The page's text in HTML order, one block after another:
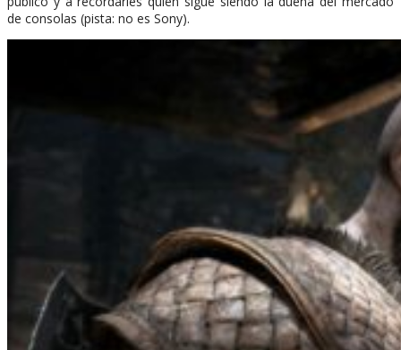
de consolas (pista: no es Sony).